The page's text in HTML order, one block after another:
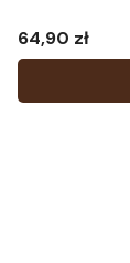
Cena
64,90 zł